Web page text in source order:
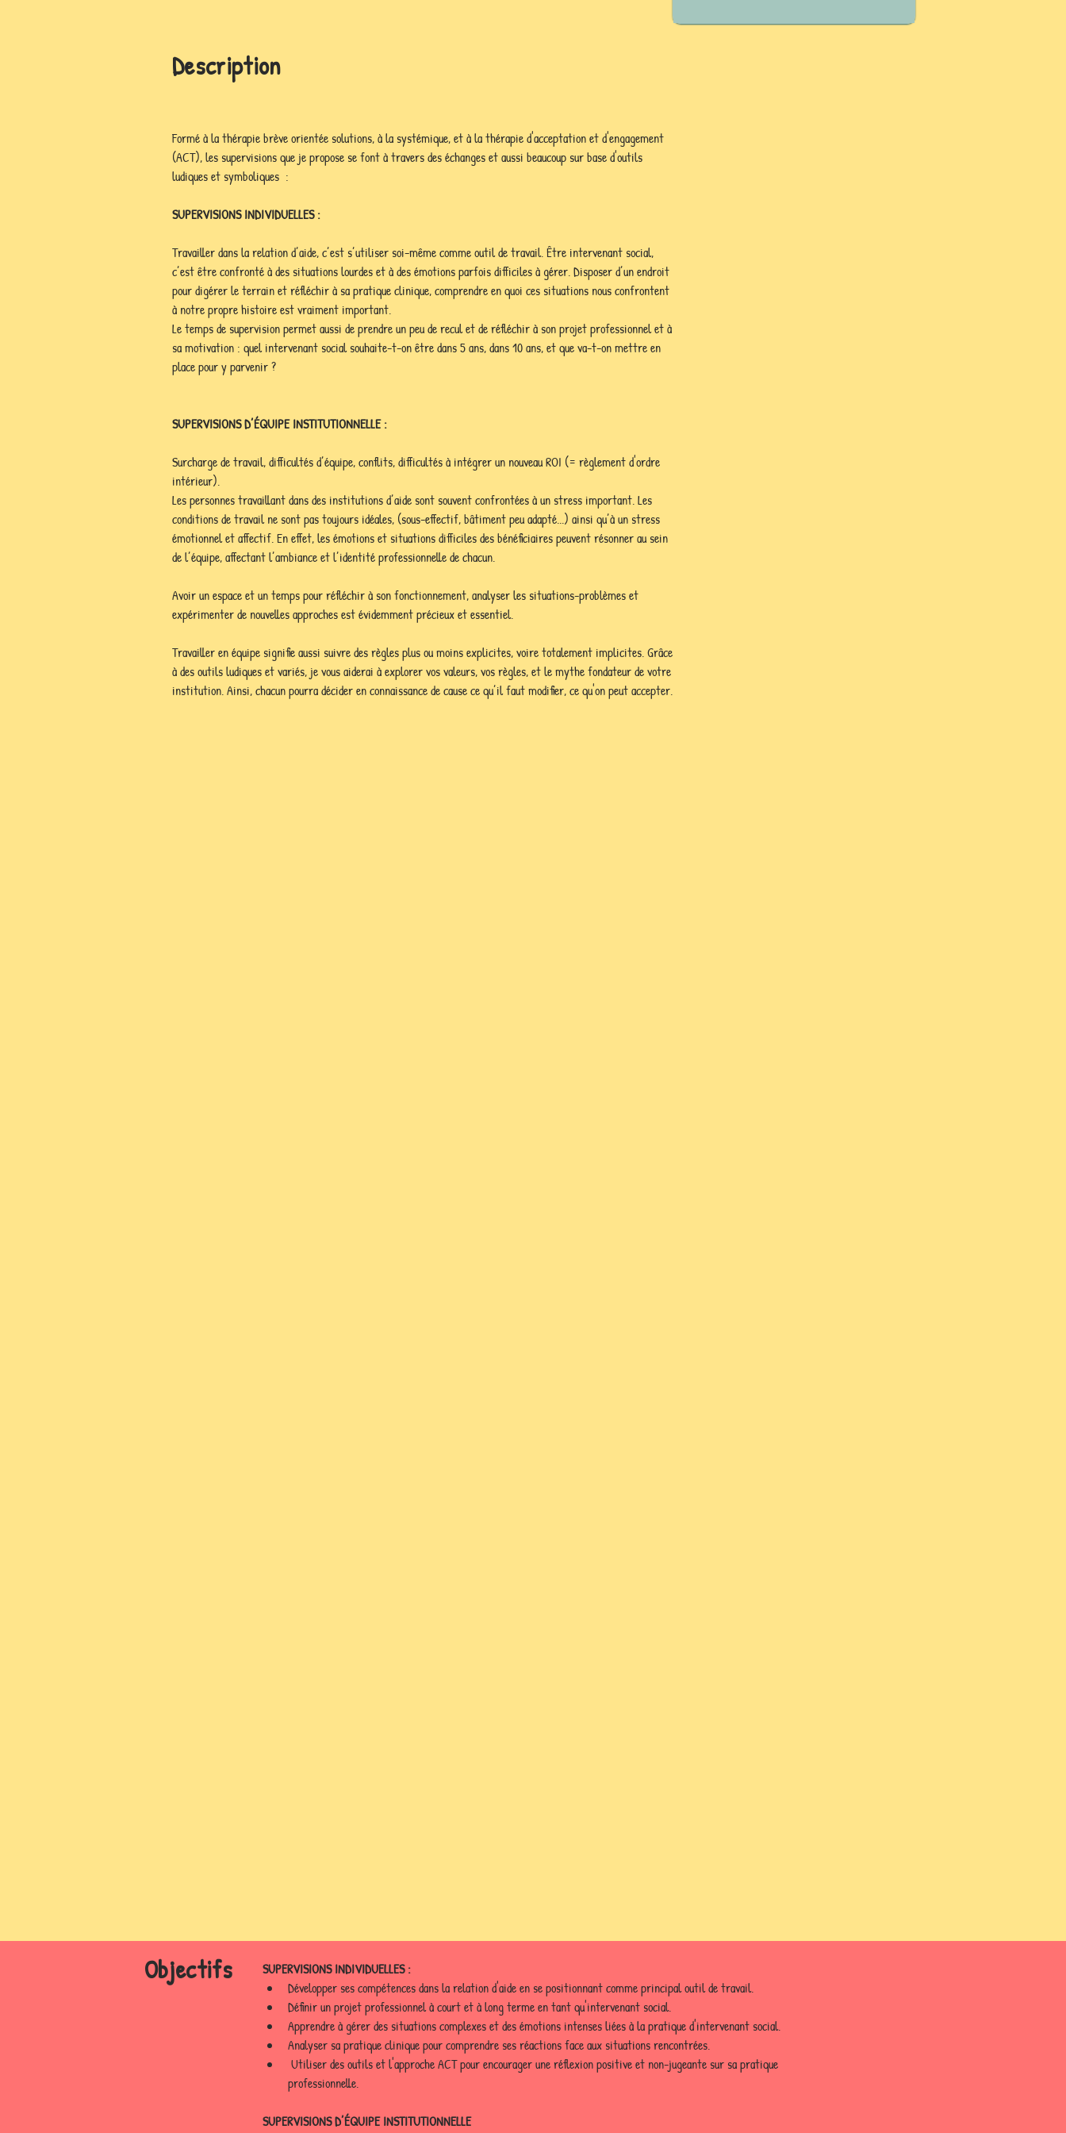
Description
Formé à la thérapie brève orientée solutions, à la systémique, et à la thérapie d'acceptation et d'engagement
(ACT), les supervisions que je propose se font à travers des échanges et aussi beaucoup sur base d'outils
ludiques et symboliques  :
SUPERVISIONS INDIVIDUELLES :
Travailler dans la relation d’aide, c’est s’utiliser soi-même comme outil de travail. Être intervenant social,
c’est être confronté à des situations lourdes et à des émotions parfois difficiles à gérer. Disposer d’un endroit
pour digérer le terrain et réfléchir à sa pratique clinique, comprendre en quoi ces situations nous confrontent
à notre propre histoire est vraiment important.
Le temps de supervision permet aussi de prendre un peu de recul et de réfléchir à son projet professionnel et à
sa motivation : quel intervenant social souhaite-t-on être dans 5 ans, dans 10 ans, et que va-t-on mettre en
place pour y parvenir ?
SUPERVISIONS D’ÉQUIPE INSTITUTIONNELLE :
Surcharge de travail, difficultés d’équipe, conflits, difficultés à intégrer un nouveau ROI (= règlement d'ordre
intérieur).
Les personnes travaillant dans des institutions d’aide sont souvent confrontées à un stress important. Les
conditions de travail ne sont pas toujours idéales, (sous-effectif, bâtiment peu adapté...) ainsi qu’à un stress
émotionnel et affectif. En effet, les émotions et situations difficiles des bénéficiaires peuvent résonner au sein
de l’équipe, affectant l’ambiance et l’identité professionnelle de chacun.
Avoir un espace et un temps pour réfléchir à son fonctionnement, analyser les situations-problèmes et
expérimenter de nouvelles approches est évidemment précieux et essentiel.
Travailler en équipe signifie aussi suivre des règles plus ou moins explicites, voire totalement implicites. Grâce
à des outils ludiques et variés, je vous aiderai à explorer vos valeurs, vos règles, et le mythe fondateur de votre
institution. Ainsi, chacun pourra décider en connaissance de cause ce qu’il faut modifier, ce qu'on peut accepter.
Objectifs
SUPERVISIONS INDIVIDUELLES :
Développer ses compétences dans la relation d'aide en se positionnant comme principal outil de travail.
Définir un projet professionnel à court et à long terme en tant qu'intervenant social.
Apprendre à gérer des situations complexes et des émotions intenses liées à la pratique d'intervenant social.
Analyser sa pratique clinique pour comprendre ses réactions face aux situations rencontrées.
professionnelle.
SUPERVISIONS D’ÉQUIPE INSTITUTIONNELLE